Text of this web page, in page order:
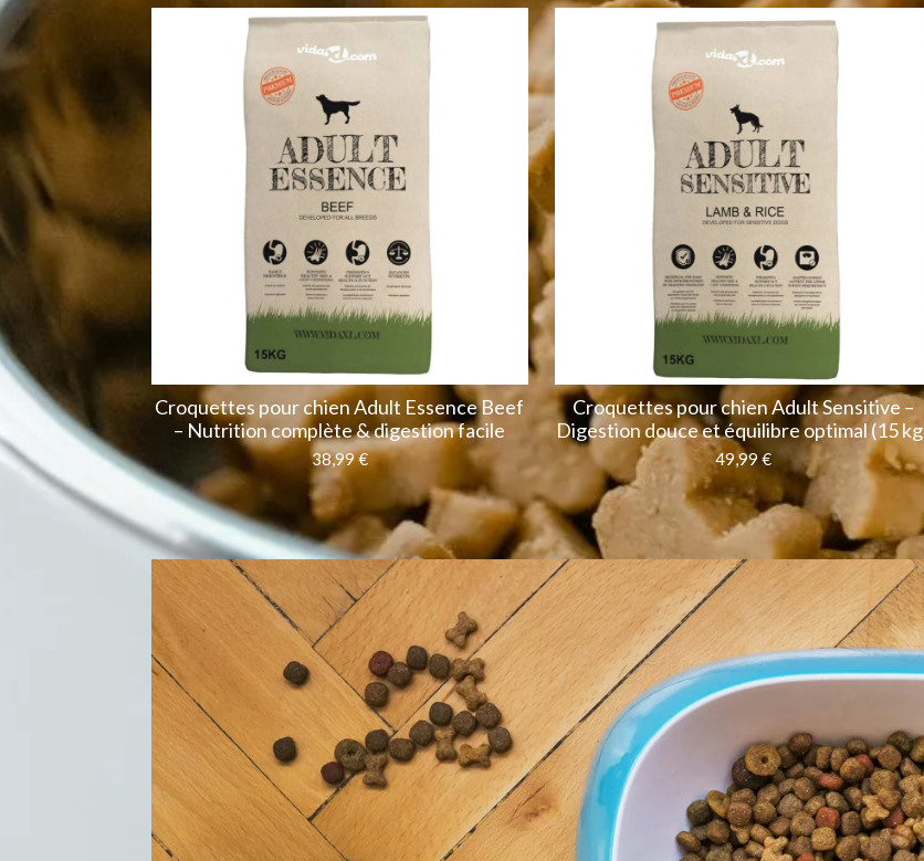
Croquettes pour chien Adult Essence Beef
– Nutrition complète & digestion facile
38,99 €
Croquettes pour chien Adult Sensitive –
Digestion douce et équilibre optimal (15
49,99 €